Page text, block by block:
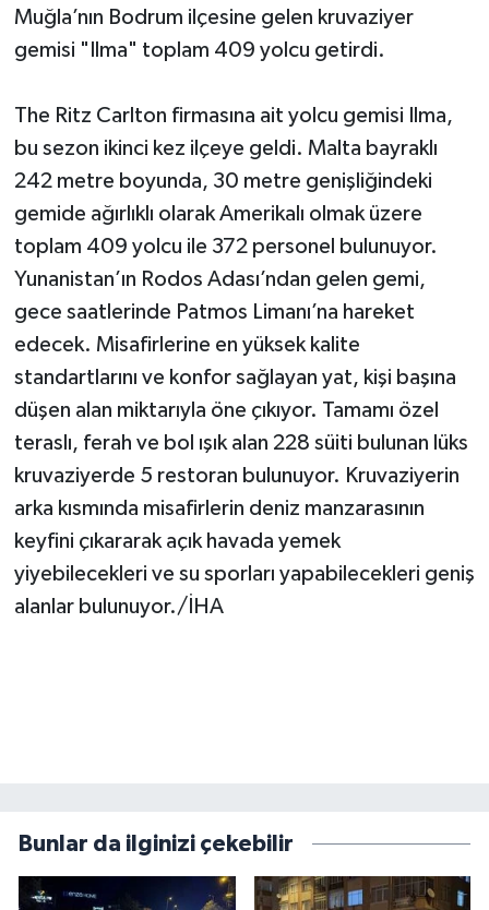
Muğla’nın Bodrum ilçesine gelen kruvaziyer
gemisi "Ilma" toplam 409 yolcu getirdi.
The Ritz Carlton firmasına ait yolcu gemisi Ilma,
bu sezon ikinci kez ilçeye geldi. Malta bayraklı
242 metre boyunda, 30 metre genişliğindeki
gemide ağırlıklı olarak Amerikalı olmak üzere
toplam 409 yolcu ile 372 personel bulunuyor.
Yunanistan’ın Rodos Adası’ndan gelen gemi,
gece saatlerinde Patmos Limanı’na hareket
edecek. Misafirlerine en yüksek kalite
standartlarını ve konfor sağlayan yat, kişi başına
düşen alan miktarıyla öne çıkıyor. Tamamı özel
teraslı, ferah ve bol ışık alan 228 süiti bulunan lüks
kruvaziyerde 5 restoran bulunuyor. Kruvaziyerin
arka kısmında misafirlerin deniz manzarasının
keyfini çıkararak açık havada yemek
yiyebilecekleri ve su sporları yapabilecekleri geniş
alanlar bulunuyor./İHA
Bunlar da ilginizi çekebilir